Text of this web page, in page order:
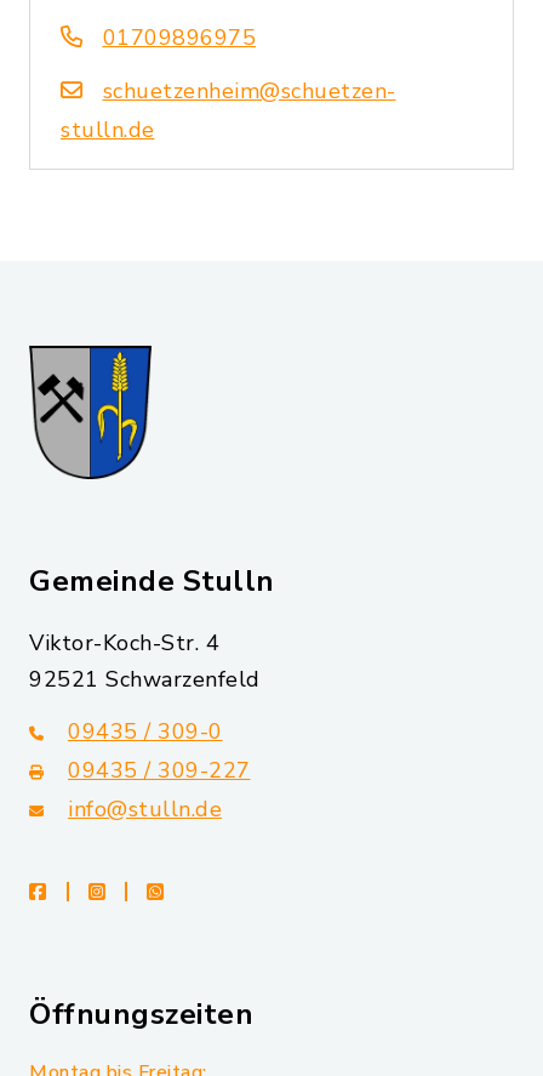
01709896975
schuetzenheim@schuetzen-
stulln.de
Gemeinde Stulln
Viktor-Koch-Str. 4
92521 Schwarzenfeld
09435 / 309-0
09435 / 309-227
info@stulln.de
facebookinstagramwhatsapp
Öffnungszeiten